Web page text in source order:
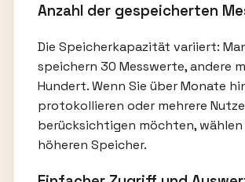
Anzahl der gespeicherten
Die Speicherkapazität variiert:
speichern 30 Messwerte, andere
Hundert. Wenn Sie über Monate
protokollieren oder mehrere
berücksichtigen möchten, wählen
höheren Speicher.